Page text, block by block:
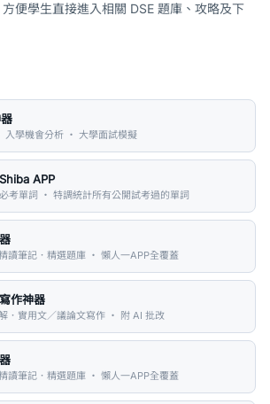
便學生直接進入相關 DSE 題庫、攻略及下
入學機會分析 ・ 大學面試模擬
APP
考單詞 ・ 特調統計所有公開試考過的單詞
讀筆記．精選題庫 ・ 懶人一APP全覆蓋
作神器
．實用文／議論文寫作 ・ 附 AI 批改
讀筆記．精選題庫 ・ 懶人一APP全覆蓋